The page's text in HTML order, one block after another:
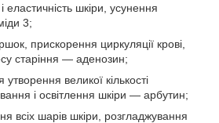
еластичність шкіри, усунення
3;
прискорення циркуляції крові,
старіння — аденозин;
великої кількості
і освітлення шкіри — арбутин;
всіх шарів шкіри, розгладжування